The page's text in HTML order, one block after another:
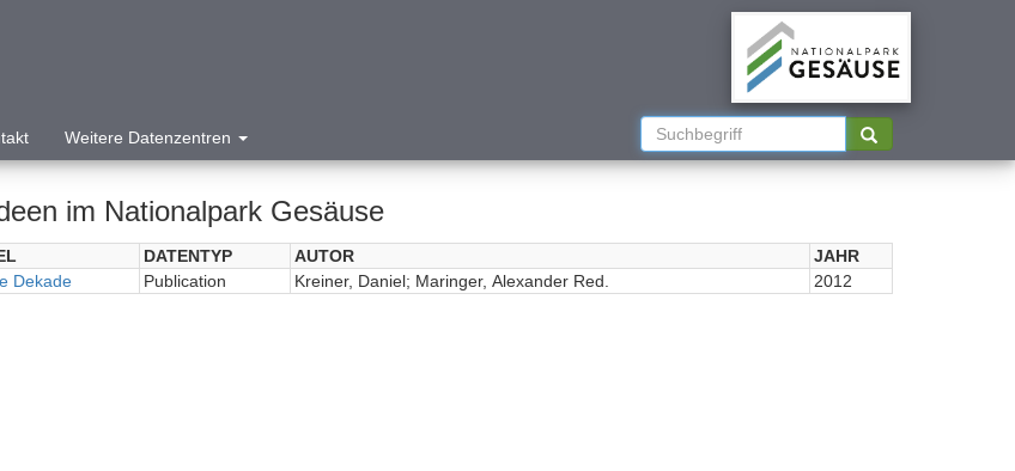
Weitere Datenzentren
im Nationalpark Gesäuse
DATENTYP AUTOR
JAHR
Dekade Publication Kreiner, Daniel; Maringer, Alexander Red. 2012